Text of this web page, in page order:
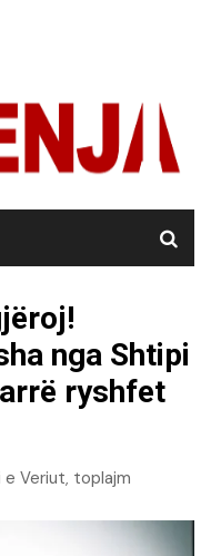
nga Shtipi
ryshfet
e Veriut, toplajm